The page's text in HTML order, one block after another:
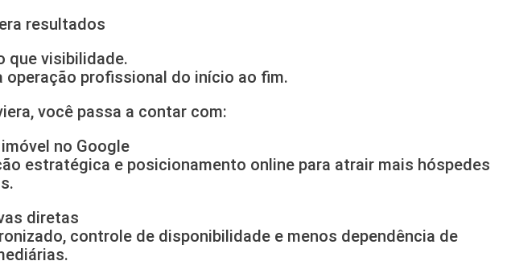
resultados
que visibilidade.
profissional do início ao fim.
você passa a contar com:
no Google
estratégica e posicionamento online para atrair mais hóspedes
diretas
controle de disponibilidade e menos dependência de